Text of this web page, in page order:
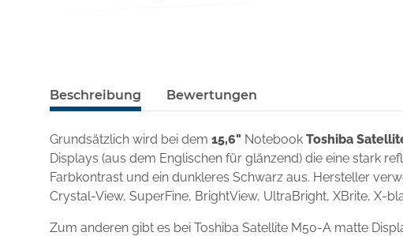
Beschreibung Bewertungen
Grundsätzlich wird bei dem 15,6" Notebook Toshiba
Displays (aus dem Englischen für glänzend) die eine stark
Farbkontrast und ein dunkleres Schwarz aus. Hersteller
Crystal-View, SuperFine, BrightView, UltraBright, XBrite, X-
Zum anderen gibt es bei Toshiba Satellite M50-A matte